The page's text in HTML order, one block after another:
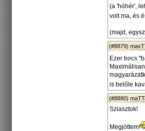
(a 'hóhér',
volt ma, és
(majd,
(#8879)
Ezer bocs
is belőle
(#8880)
Sziasztok!
Megjöttem!